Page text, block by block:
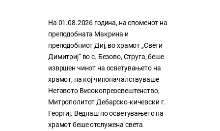
На 01.08.2026 година, на споменот на
преподобната Макрина и
преподобниот Диј, во храмот „Свети
Димитриј“ во с. Безово, Струга, беше
извршен чинот на осветувањето на
храмот, на кој чиноначалствуваше
Неговото Високопреосвештенство,
Митрополитот Дебарско-кичевски г.
Георгиј. Веднаш по осветувањето на
храмот беше отслужена света